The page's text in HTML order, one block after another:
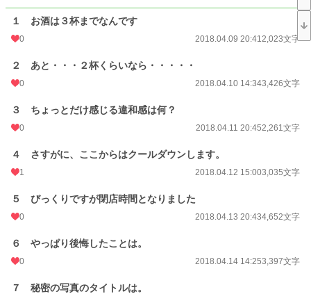
緑のちょっと変な恋愛事情の話です。
小説
恋愛 16,209 位 / 66,316 件
24h.ポイント 7 pt
初回完結日時
週間ポイント 7 pt (78,785 位)
月間ポイント
年間ポイント 1,400 pt (75,995 位)
１ お酒は３杯までなんです
0 2018.04.09 20:412,023文字
２ あと・・・２杯くらいなら・・・・・
0 2018.04.10 14:343,426文字
３ ちょっとだけ感じる違和感は何？
0 2018.04.11 20:452,261文字
４ さすがに、ここからはクールダウンします。
1 2018.04.12 15:003,035文字
５ びっくりですが閉店時間となりました
0 2018.04.13 20:434,652文字
６ やっぱり後悔したことは。
0 2018.04.14 14:253,397文字
７ 秘密の写真のタイトルは。